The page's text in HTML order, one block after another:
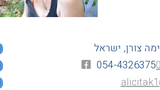
צורן, ישראל
054-4326375